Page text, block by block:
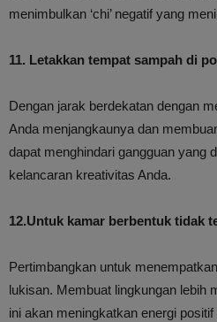
menimbulkan ‘chi’ negatif yang
11. Letakkan tempat sampah di
Dengan jarak berdekatan dengan
Anda menjangkaunya dan
dapat menghindari gangguan yang
kelancaran kreativitas Anda.
12.Untuk kamar berbentuk tidak
Pertimbangkan untuk
lukisan. Membuat lingkungan lebih
ini akan meningkatkan energi